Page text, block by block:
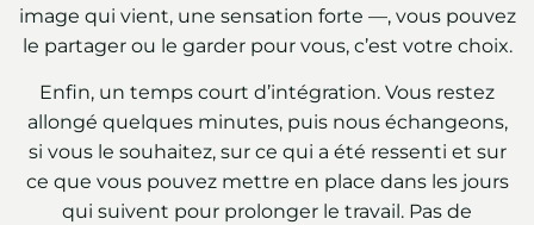
image qui vient, une sensation forte —, vous pouvez
le partager ou le garder pour vous, c’est votre choix.
Enfin, un temps court d’intégration. Vous restez
allongé quelques minutes, puis nous échangeons,
si vous le souhaitez, sur ce qui a été ressenti et sur
ce que vous pouvez mettre en place dans les jours
qui suivent pour prolonger le travail. Pas de